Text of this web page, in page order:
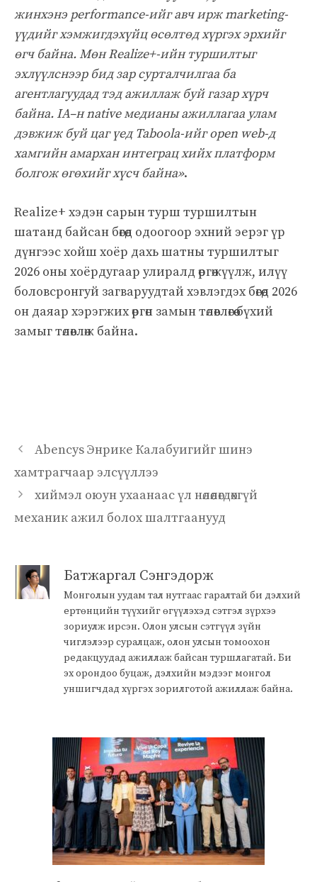
жинхэнэ performance-ийг авч ирж marketing-
үүдийг хэмжигдэхүйц өсөлтөд хүргэх эрхийг
өгч байна. Мөн Realize+-ийн туршилтыг
эхлүүлснээр бид зар сурталчилгаа ба
агентлагуудад тэд ажиллаж буй газар хүрч
байна. IA–н native медианы ажиллагаа улам
дэвжиж буй цаг үед Taboola-ийг open web-д
хамгийн амархан интеграц хийх платформ
болгож өгөхийг хүсч байна».
Realize+ хэдэн сарын турш туршилтын
шатанд байсан бөгөөд одоогоор эхний эерэг үр
дүнгээс хойш хоёр дахь шатны туршилтыг
2026 оны хоёрдугаар улиралд өргөжүүлж, илүү
боловсронгуй загваруудтай хэвлэгдэх бөгөөд 2026
он даяар хэрэгжих өргөн замын төлөвлөгөө бүхий
замыг төлөвлөж байна.
Abencys Энрике Калабуигийг шинэ
хамтрагчаар элсүүллээ
хиймэл оюун ухаанаас үл нөлөөлөгдөхгүй
механик ажил болох шалтгаанууд
Батжаргал Сэнгэдорж
Монголын уудам тал нутгаас гаралтай би дэлхий
ертөнцийн түүхийг өгүүлэхэд сэтгэл зүрхээ
зориулж ирсэн. Олон улсын сэтгүүл зүйн
чиглэлээр суралцаж, олон улсын томоохон
редакцуудад ажиллаж байсан туршлагатай. Би
эх орондоо буцаж, дэлхийн мэдээг монгол
уншигчдад хүргэх зорилготой ажиллаж байна.